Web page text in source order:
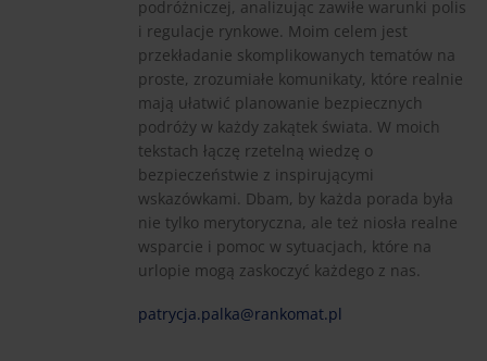
podróżniczej, analizując zawiłe warunki polis
i regulacje rynkowe. Moim celem jest
przekładanie skomplikowanych tematów na
proste, zrozumiałe komunikaty, które realnie
mają ułatwić planowanie bezpiecznych
podróży w każdy zakątek świata. W moich
tekstach łączę rzetelną wiedzę o
bezpieczeństwie z inspirującymi
wskazówkami. Dbam, by każda porada była
nie tylko merytoryczna, ale też niosła realne
wsparcie i pomoc w sytuacjach, które na
urlopie mogą zaskoczyć każdego z nas.
patrycja.palka@rankomat.pl